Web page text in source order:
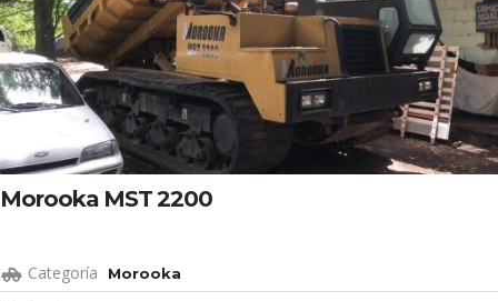
Morooka MST 2200
Categoría Morooka